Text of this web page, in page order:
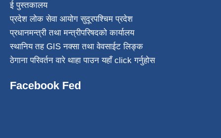
ई पुस्तकालय
प्रदेश लोक सेवा आयोग सुदूरपश्चिम प्रदेश
प्रधानमन्त्री तथा मन्त्रीपरिषदको कार्यालय
स्थानिय तह GIS नक्सा तथा वेवसाईट लिङ्क
ठेगाना परिवर्तन वारे थाहा पाउन यहाँ click गर्नुहोस
Facebook Fed